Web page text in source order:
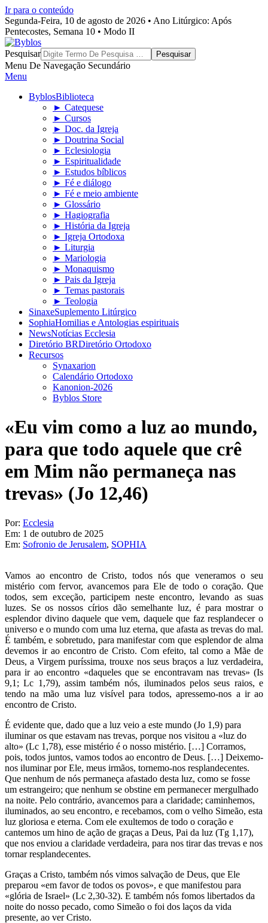
Ir para o conteúdo
Segunda-Feira, 10 de agosto de 2026 • Ano Litúrgico: Após
Pentecostes, Semana 10 • Modo II
Byblos
Pesquisar
Menu De Navegação Secundário
Menu
ByblosBiblioteca
► Catequese
► Cursos
► Doc. da Igreja
► Doutrina Social
► Eclesiologia
► Espiritualidade
► Estudos bíblicos
► Fé e diálogo
► Fé e meio ambiente
► Glossário
► Hagiografia
► História da Igreja
► Igreja Ortodoxa
► Liturgia
► Mariologia
► Monaquismo
► Pais da Igreja
► Temas pastorais
► Teologia
SinaxeSuplemento Litúrgico
SophiaHomilias e Antologias espirituais
NewsNotícias Ecclesia
Diretório BRDiretório Ortodoxo
Recursos
Synaxarion
Calendário Ortodoxo
Kanonion-2026
Byblos Store
«Eu vim como a luz ao mundo,
para que todo aquele que crê
em Mim não permaneça nas
trevas» (Jo 12,46)
Por: Ecclesia
Em: 1 de outubro de 2025
Em: Sofronio de Jerusalem, SOPHIA
Vamos ao encontro de Cristo, todos nós que veneramos o seu
mistério com fervor, avancemos para Ele de todo o coração. Que
todos, sem exceção, participem neste encontro, levando as suas
luzes. Se os nossos círios dão semelhante luz, é para mostrar o
esplendor divino daquele que vem, daquele que faz resplandecer o
universo e o mundo com uma luz eterna, que afasta as trevas do mal.
É também, e sobretudo, para manifestar com que esplendor de alma
devemos ir ao encontro de Cristo. Com efeito, tal como a Mãe de
Deus, a Virgem puríssima, trouxe nos seus braços a luz verdadeira,
para ir ao encontro «daqueles que se encontravam nas trevas» (Is
9,1; Lc 1,79), assim também nós, iluminados pelos seus raios, e
tendo na mão uma luz visível para todos, apressemo-nos a ir ao
encontro de Cristo.
É evidente que, dado que a luz veio a este mundo (Jo 1,9) para
iluminar os que estavam nas trevas, porque nos visitou a «luz do
alto» (Lc 1,78), esse mistério é o nosso mistério. […] Corramos,
pois, todos juntos, vamos todos ao encontro de Deus. […] Deixemo-
nos iluminar por Ele, meus irmãos, tornemo-nos resplandecentes.
Que nenhum de nós permaneça afastado desta luz, como se fosse
um estrangeiro; que nenhum se obstine em permanecer mergulhado
na noite. Pelo contrário, avancemos para a claridade; caminhemos,
iluminados, ao seu encontro, e recebamos, com o velho Simeão, esta
luz gloriosa e eterna. Com ele exultemos de todo o coração e
cantemos um hino de ação de graças a Deus, Pai da luz (Tg 1,17),
que nos enviou a claridade verdadeira, para nos tirar das trevas e nos
tornar resplandecentes.
Graças a Cristo, também nós vimos salvação de Deus, que Ele
preparou «em favor de todos os povos», e que manifestou para
«glória de Israel» (Lc 2,30-32). E também nós fomos libertados da
noite do nosso pecado, como Simeão o foi dos laços da vida
presente, ao ver Cristo.